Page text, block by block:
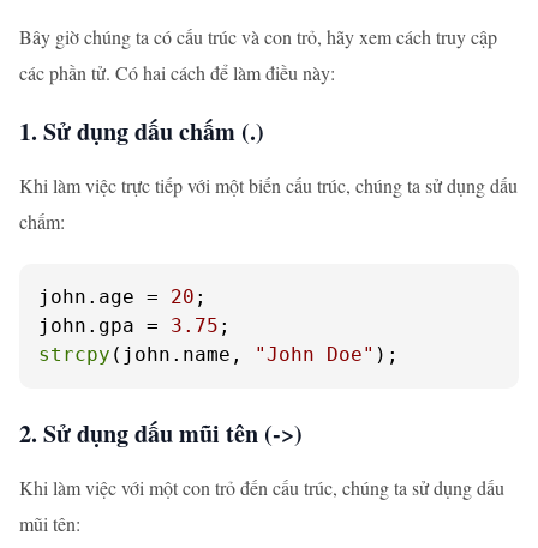
Bây giờ chúng ta có cấu trúc và con trỏ, hãy xem cách truy cập
các phần tử. Có hai cách để làm điều này:
1. Sử dụng dấu chấm (.)
Khi làm việc trực tiếp với một biến cấu trúc, chúng ta sử dụng dấu
chấm:
john.age = 20 ;
john.gpa = 3.75
strcpy (john.name, "John Doe" );
2. Sử dụng dấu mũi tên (->)
Khi làm việc với một con trỏ đến cấu trúc, chúng ta sử dụng dấu
mũi tên: